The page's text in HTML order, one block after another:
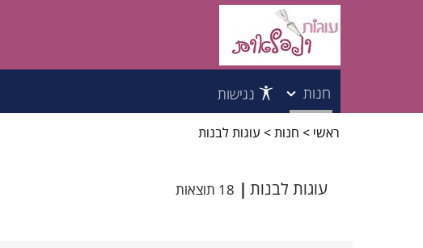
חנות
עוגות לילדים
עוגות למבוגרים
ראשי > חנות > עוגות לבנות
עוגות לבנות 18 תוצאות